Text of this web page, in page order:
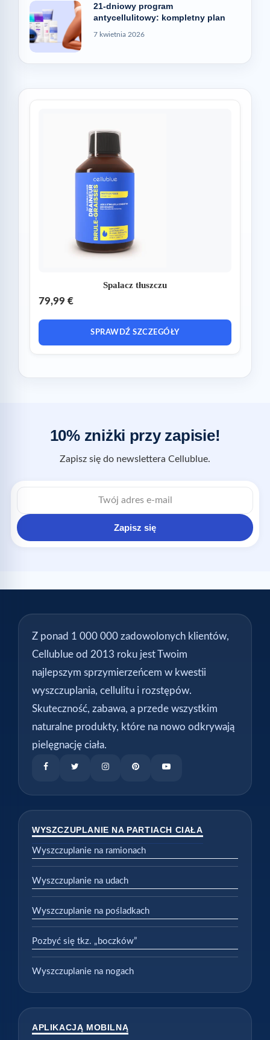
21-dniowy program
antycellulitowy: kompletny plan
7 kwietnia 2026
Spalacz tłuszczu
79,99 €
SPRAWDŹ SZCZEGÓŁY
10% zniżki przy zapisie!
Zapisz się do newslettera Cellublue.
Zapisz się
Z ponad 1 000 000 zadowolonych klientów,
Cellublue od 2013 roku jest Twoim
najlepszym sprzymierzeńcem w kwestii
wyszczuplania, cellulitu i rozstępów.
Skuteczność, zabawa, a przede wszystkim
naturalne produkty, które na nowo odkrywają
pielęgnację ciała.
WYSZCZUPLANIE NA PARTIACH CIAŁA
Wyszczuplanie na ramionach
Wyszczuplanie na udach
Wyszczuplanie na pośladkach
Pozbyć się tkz. „boczków”
Wyszczuplanie na nogach
APLIKACJĄ MOBILNĄ